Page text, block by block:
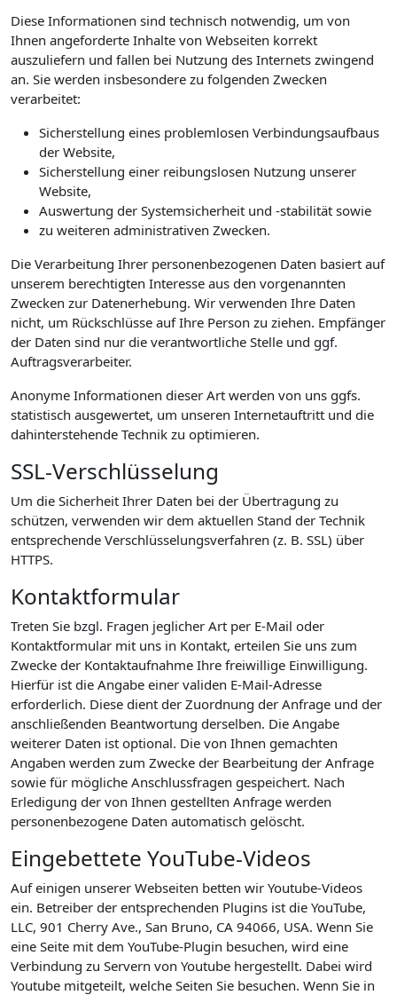
Diese Informationen sind technisch notwendig, um von
Ihnen angeforderte Inhalte von Webseiten korrekt
auszuliefern und fallen bei Nutzung des Internets zwingend
an. Sie werden insbesondere zu folgenden Zwecken
verarbeitet:
Sicherstellung eines problemlosen Verbindungsaufbaus
der Website,
Sicherstellung einer reibungslosen Nutzung unserer
Website,
Auswertung der Systemsicherheit und -stabilität sowie
zu weiteren administrativen Zwecken.
Die Verarbeitung Ihrer personenbezogenen Daten basiert auf
unserem berechtigten Interesse aus den vorgenannten
Zwecken zur Datenerhebung. Wir verwenden Ihre Daten
nicht, um Rückschlüsse auf Ihre Person zu ziehen. Empfänger
der Daten sind nur die verantwortliche Stelle und ggf.
Auftragsverarbeiter.
Anonyme Informationen dieser Art werden von uns ggfs.
statistisch ausgewertet, um unseren Internetauftritt und die
dahinterstehende Technik zu optimieren.
SSL-Verschlüsselung
Um die Sicherheit Ihrer Daten bei der Übertragung zu
schützen, verwenden wir dem aktuellen Stand der Technik
entsprechende Verschlüsselungsverfahren (z. B. SSL) über
HTTPS.
Kontaktformular
Treten Sie bzgl. Fragen jeglicher Art per E-Mail oder
Kontaktformular mit uns in Kontakt, erteilen Sie uns zum
Zwecke der Kontaktaufnahme Ihre freiwillige Einwilligung.
Hierfür ist die Angabe einer validen E-Mail-Adresse
erforderlich. Diese dient der Zuordnung der Anfrage und der
anschließenden Beantwortung derselben. Die Angabe
weiterer Daten ist optional. Die von Ihnen gemachten
Angaben werden zum Zwecke der Bearbeitung der Anfrage
sowie für mögliche Anschlussfragen gespeichert. Nach
Erledigung der von Ihnen gestellten Anfrage werden
personenbezogene Daten automatisch gelöscht.
Eingebettete YouTube-Videos
Auf einigen unserer Webseiten betten wir Youtube-Videos
ein. Betreiber der entsprechenden Plugins ist die YouTube,
LLC, 901 Cherry Ave., San Bruno, CA 94066, USA. Wenn Sie
eine Seite mit dem YouTube-Plugin besuchen, wird eine
Verbindung zu Servern von Youtube hergestellt. Dabei wird
Youtube mitgeteilt, welche Seiten Sie besuchen. Wenn Sie in